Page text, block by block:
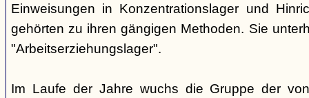
Einweisungen in Konzentrationslager und
gehörten zu ihren gängigen Methoden. Sie
"Arbeitserziehungslager".
Im Laufe der Jahre wuchs die Gruppe der